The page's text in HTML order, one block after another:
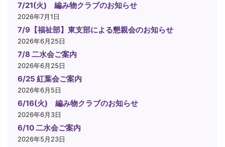
7/21(火) 編み物クラブのお知らせ
2026年7月1日
7/9【福祉部】東支部による懇親会のお知らせ
2026年6月25日
7/8 二水会ご案内
2026年6月25日
6/25 紅葉会ご案内
2026年6月5日
6/16(火) 編み物クラブのお知らせ
2026年6月3日
6/10 二水会ご案内
2026年5月23日